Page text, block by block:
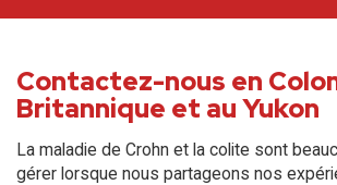
Contactez-nous en
Britannique et au Yukon
La maladie de Crohn et la colite sont
gérer lorsque nous partageons nos